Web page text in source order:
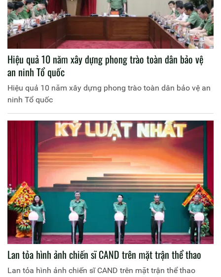
Hiệu quả 10 năm xây dựng phong trào toàn dân bảo vệ
an ninh Tổ quốc
Hiệu quả 10 năm xây dựng phong trào toàn dân bảo vệ an
ninh Tổ quốc
Lan tỏa hình ảnh chiến sĩ CAND trên mặt trận thể thao
Lan tỏa hình ảnh chiến sĩ CAND trên mặt trận thể thao